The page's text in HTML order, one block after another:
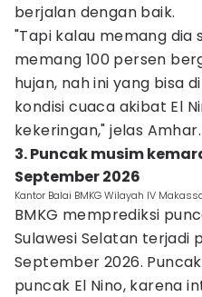
berjalan dengan baik.
"Tapi kalau memang dia
memang 100 persen
hujan, nah ini yang bisa
kondisi cuaca akibat El
kekeringan," jelas Amhar.
3. Puncak musim
September 2026
Kantor Balai BMKG Wilayah IV
BMKG memprediksi
Sulawesi Selatan terjadi
September 2026.
puncak El Nino, karena